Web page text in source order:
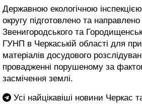
Державною екологічною
округу підготовлено та
Звенигородського та
ГУНП в Черкаській області для
матеріалів досудового
провадженні порушеному за
засмічення землі.
Усі найцікавіші новини Черкас